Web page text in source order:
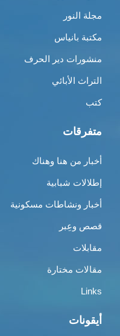
مجلة النور
مكتبة بانياس
منشورات دير الحرف
التراث الأبائي
كتب
متفرقات
أخبار من هنا وهناك
إطلالات شبابية
أخبار ونشاطات مسكونية
قصص وعِبر
مقابلات
مقالات مختارة
Links
أيقونات